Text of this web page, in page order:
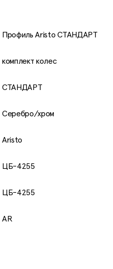
Профиль Aristo СТАНДАРТ
комплект колес
СТАНДАРТ
Серебро/хром
Aristo
ЦБ-4255
ЦБ-4255
AR